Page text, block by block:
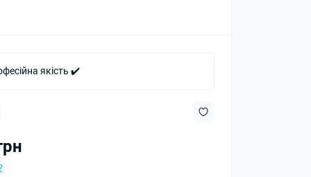
якість ✔️